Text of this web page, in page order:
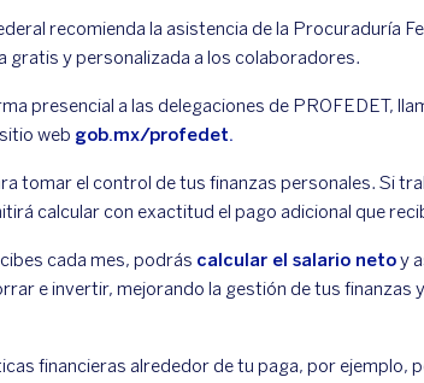
recomienda la asistencia de la Procuraduría
gratis y personalizada a los colaboradores.
presencial a las delegaciones de PROFEDET,
web gob.mx/profedet.
tomar el control de tus finanzas personales. Si
calcular con exactitud el pago adicional que
cada mes, podrás calcular el salario netoy
e invertir, mejorando la gestión de tus finanzas
financieras alrededor de tu paga, por ejemplo,